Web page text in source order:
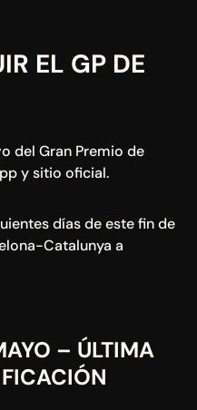
EL GP DE
del Gran Premio de
y sitio oficial.
días de este fin de
Catalunya a
– ÚLTIMA